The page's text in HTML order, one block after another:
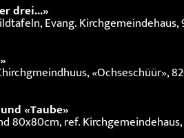
drei...»
Evang. Kirchgemeindehaus,
«Ochseschüür»,
«Taube»
80x80cm, ref.